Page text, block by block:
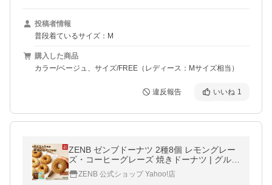
投稿者情報
普段着ているサイズ：M
購入した商品
カラー/ベージュ、サイズ/FREE（レディース：Mサイズ相当）
違反報告 いいね 1
ZENB ゼンブドーナツ 2種8個 レモングレー
ズ・コーヒーグレーズ 焼きドーナツ | グルテ
ンフリー お菓子 グルテンフリー スイーツ 糖
質オフ お菓子
ZENB 公式ショップ Yahoo!店